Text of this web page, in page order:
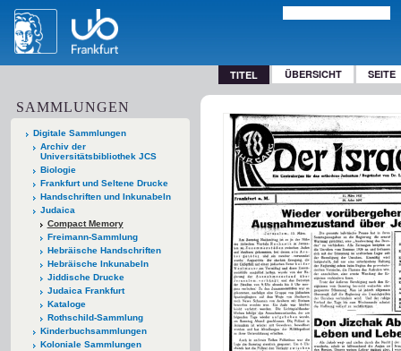
TITEL ÜBERSICHT SEITE
SAMMLUNGEN
Digitale Sammlungen
Archiv der
Universitätsbibliothek JCS
Biologie
Frankfurt und Seltene Drucke
Handschriften und Inkunabeln
Judaica
Compact Memory
Freimann-Sammlung
Hebräische Handschriften
Hebräische Inkunabeln
Jiddische Drucke
Judaica Frankfurt
Kataloge
Rothschild-Sammlung
Kinderbuchsammlungen
Koloniale Sammlungen